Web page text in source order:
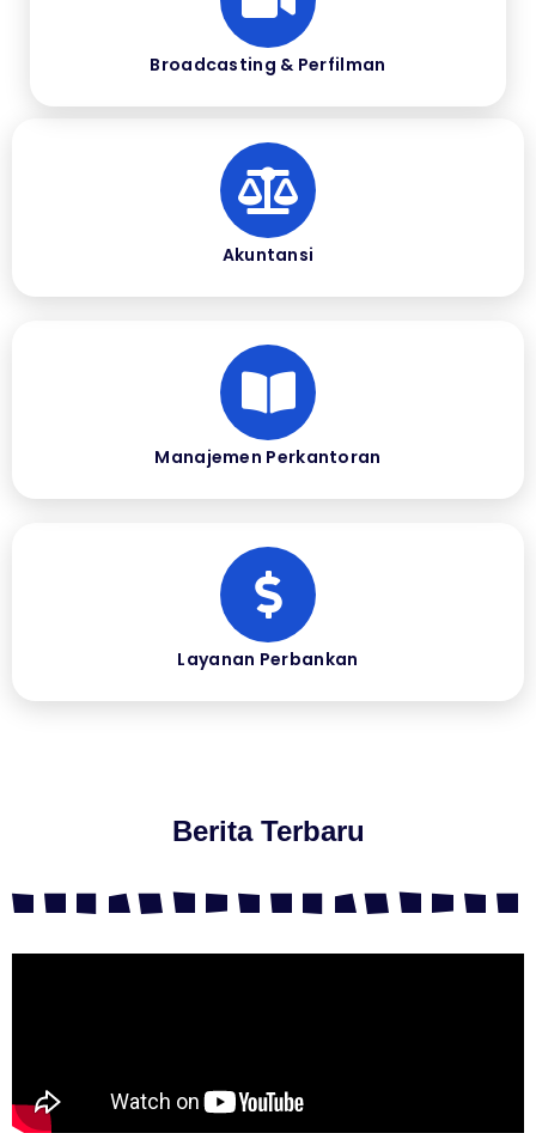
Broadcasting & Perfilman
Akuntansi
Manajemen Perkantoran
Layanan Perbankan
Berita Terbaru